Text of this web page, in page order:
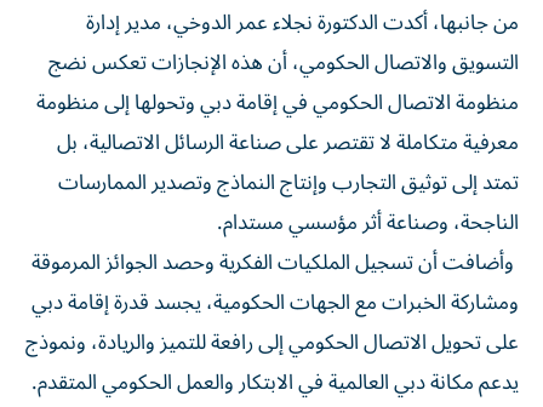
من جانبها، أكدت الدكتورة نجلاء عمر الدوخي، مدير إدارة
التسويق والاتصال الحكومي، أن هذه الإنجازات تعكس نضج
منظومة الاتصال الحكومي في إقامة دبي وتحولها إلى منظومة
معرفية متكاملة لا تقتصر على صناعة الرسائل الاتصالية، بل
تمتد إلى توثيق التجارب وإنتاج النماذج وتصدير الممارسات
الناجحة، وصناعة أثر مؤسسي مستدام.
وأضافت أن تسجيل الملكيات الفكرية وحصد الجوائز المرموقة
ومشاركة الخبرات مع الجهات الحكومية، يجسد قدرة إقامة دبي
على تحويل الاتصال الحكومي إلى رافعة للتميز والريادة، ونموذج
يدعم مكانة دبي العالمية في الابتكار والعمل الحكومي المتقدم.